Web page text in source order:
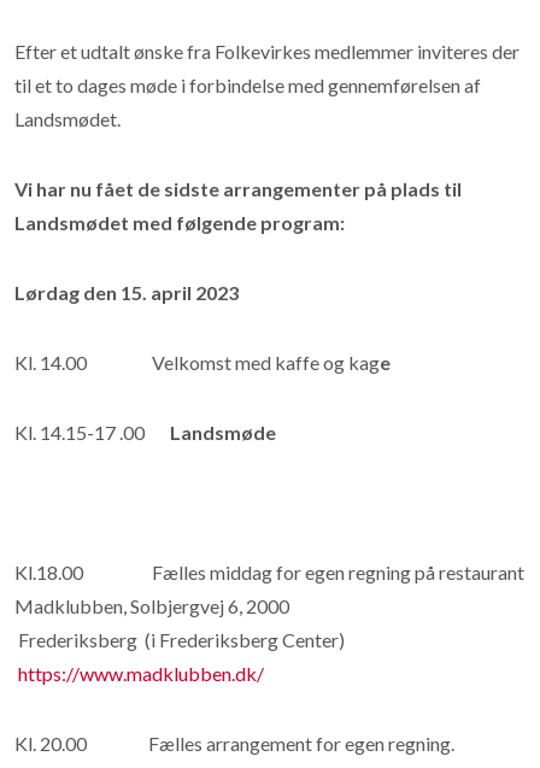
Efter et udtalt ønske fra Folkevirkes medlemmer inviteres der
til et to dages møde i forbindelse med gennemførelsen af
Landsmødet.
Vi har nu fået de sidste arrangementer på plads til
Landsmødet med følgende program:
Lørdag den 15. april 2023
Kl. 14.00 Velkomst med kaffe og kage
Kl. 14.15-17 .00 Landsmøde
Kl.18.00 Fælles middag for egen regning på restaurant
Madklubben, Solbjergvej 6, 2000
Frederiksberg (i Frederiksberg Center)
https://www.madklubben.dk/
Kl. 20.00 Fælles arrangement for egen regning.